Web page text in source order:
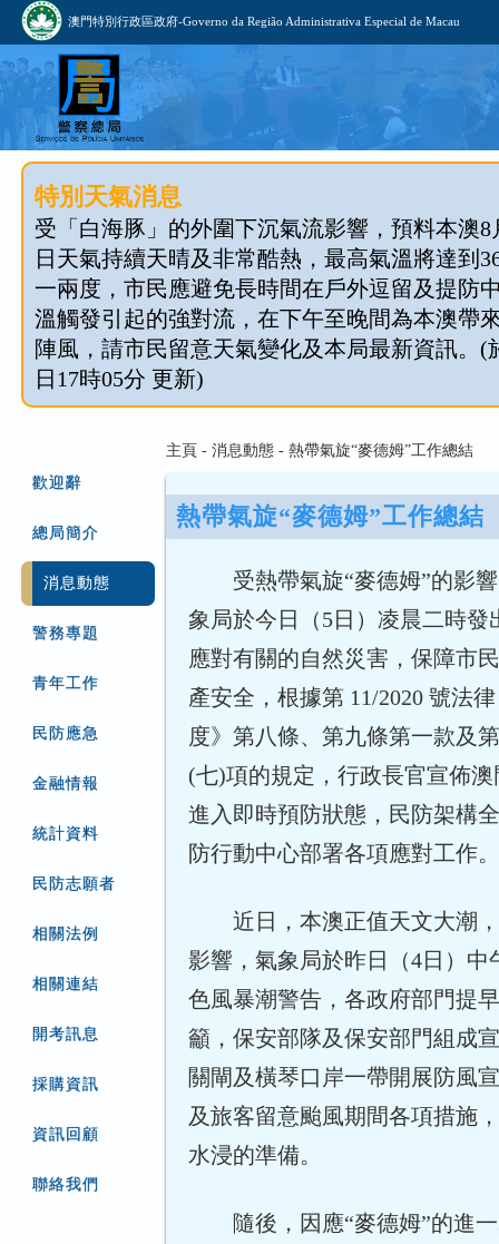
澳門特別行政區政府-Governo da Região Administrativa Especial de Macau
特別天氣消息
受「白海豚」的外圍下沉氣流影響，預料本澳8
日天氣持續天晴及非常酷熱，最高氣溫將達到
一兩度，市民應避免長時間在戶外逗留及提防
溫觸發引起的強對流，在下午至晚間為本澳帶
陣風，請市民留意天氣變化及本局最新資訊。(
日17時05分 更新)
歡迎辭
總局簡介
消息動態
警務專題
青年工作
民防應急
金融情報
統計資料
民防志願者
相關法例
相關連結
開考訊息
採購資訊
資訊回顧
聯絡我們
主頁 - 消息動態 - 熱帶氣旋“麥德姆”工作總結
熱帶氣旋“麥德姆”工作總結
受熱帶氣旋“麥德姆”的影
象局於今日（5日）凌晨二時發
應對有關的自然災害，保障市
產安全，根據第 11/2020 號法
度》第八條、第九條第一款及
(七)項的規定，行政長官宣佈
進入即時預防狀態，民防架構
防行動中心部署各項應對工作。
近日，本澳正值天文大潮
影響，氣象局於昨日（4日）中
色風暴潮警告，各政府部門提
籲，保安部隊及保安部門組成
關閘及橫琴口岸一帶開展防風
及旅客留意颱風期間各項措施
水浸的準備。
隨後，因應“麥德姆”的進